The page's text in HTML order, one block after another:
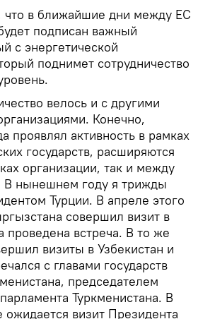
в ближайшие дни между ЕС
подписан важный
с энергетической
поднимет сотрудничество
велось и с другими
Конечно,
проявлял активность в рамках
государств, расширяются
организации, так и между
В нынешнем году я трижды
Турции. В апреле этого
совершил визит в
встреча. В то же
визиты в Узбекистан и
с главами государств
председателем
Туркменистана. В
визит Президента